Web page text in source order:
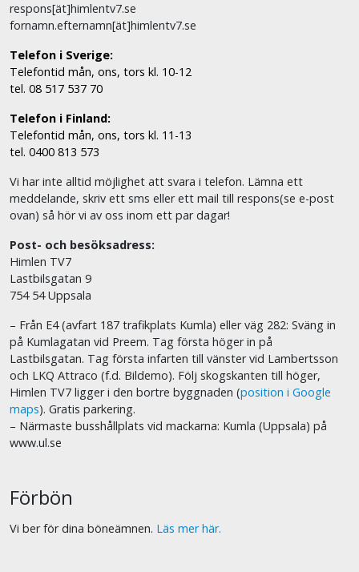
respons[ät]himlentv7.se
fornamn.efternamn[ät]himlentv7.se
Telefon i Sverige:
Telefontid mån, ons, tors kl. 10-12
tel. 08 517 537 70
Telefon i Finland:
Telefontid mån, ons, tors kl. 11-13
tel. 0400 813 573
Vi har inte alltid möjlighet att svara i telefon. Lämna ett
meddelande, skriv ett sms eller ett mail till respons(se e-post
ovan) så hör vi av oss inom ett par dagar!
Post- och besöksadress:
Himlen TV7
Lastbilsgatan 9
754 54 Uppsala
– Från E4 (avfart 187 trafikplats Kumla) eller väg 282: Sväng in
på Kumlagatan vid Preem. Tag första höger in på
Lastbilsgatan. Tag första infarten till vänster vid Lambertsson
och LKQ Attraco (f.d. Bildemo). Följ skogskanten till höger,
Himlen TV7 ligger i den bortre byggnaden (position i Google
maps). Gratis parkering.
– Närmaste busshållplats vid mackarna: Kumla (Uppsala) på
www.ul.se
Förbön
Vi ber för dina böneämnen. Läs mer här.